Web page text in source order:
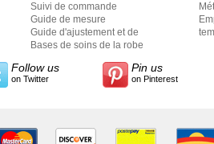
Suivi de commande
Guide de mesure
Guide d'ajustement et de
style
Bases de soins de la robe
Follow us
on Twitter
Pin us
on Pinterest